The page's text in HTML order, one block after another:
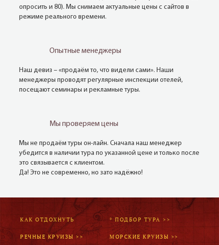
опросить и 80). Мы снимаем актуальные цены с сайтов в
режиме реального времени.
Опытные менеджеры
Наш девиз – «продаём то, что видели сами». Наши
менеджеры проводят регулярные инспекции отелей,
посещают семинары и рекламные туры.
Мы проверяем цены
Мы не продаём туры он-лайн. Сначала наш менеджер
убедится в наличии тура по указанной цене и только после
это связывается с клиентом.
Да! Это не современно, но зато надёжно!
КАК ОТДОХНУТЬ * ПОДБОР ТУРА >>
РЕЧНЫЕ КРУИЗЫ >> МОРСКИЕ КРУИЗЫ >>